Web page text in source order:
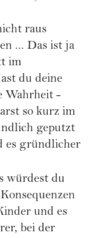
raus
... Das ist ja
im
du deine
Wahrheit -
so kurz im
geputzt
es gründlicher
würdest du
und es
bei der